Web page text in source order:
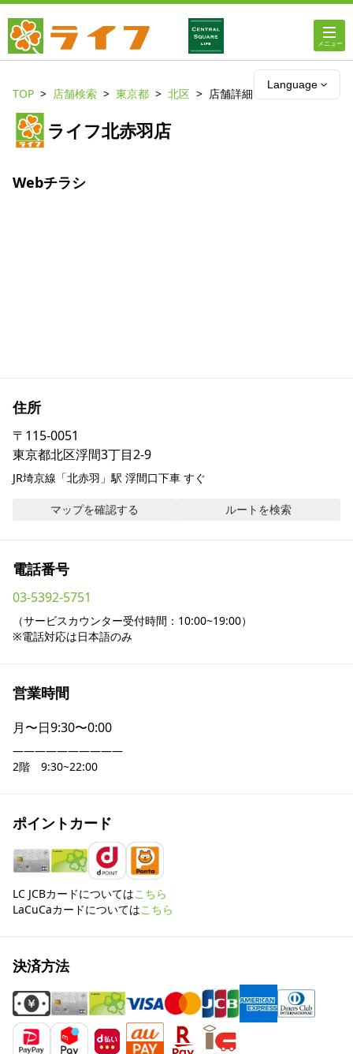
Language
店舗・チラシ情報
Contact us in English
TOP 店舗検索 東京都 北区 店舗詳細
ライフ北赤羽店
Webチラシ
住所
〒 115-0051
東京都北区浮間3丁目2-9
JR埼京線「北赤羽」駅 浮間口下車 すぐ
マップを確認する ルートを検索
電話番号
03-5392-5751
（サービスカウンター受付時間：10:00~19:00）
※電話対応は日本語のみ
営業時間
月〜日9:30〜0:00
――――――――――
2階　9:30~22:00
ポイントカード
LC JCBカードについてはこちら
LaCuCaカードについてはこちら
決済方法